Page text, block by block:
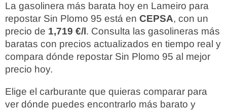
La gasolinera más barata hoy en Lameiro para
repostar Sin Plomo 95 está en CEPSA, con un
precio de 1,719 €/l. Consulta las gasolineras más
baratas con precios actualizados en tiempo real y
compara dónde repostar Sin Plomo 95 al mejor
precio hoy.
Elige el carburante que quieras comparar para
ver dónde puedes encontrarlo más barato y